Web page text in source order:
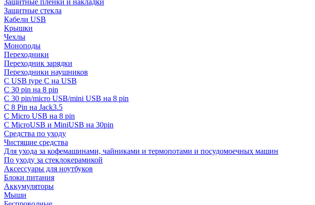
Защитные пленки и накладки
Защитные стекла
Кабели USB
Крышки
Чехлы
Моноподы
Переходники
Переходник зарядки
Переходники наушников
С USB type C на USB
С 30 pin на 8 pin
С 30 pin/micro USB/mini USB на 8 pin
С 8 Pin на Jack3.5
С Micro USB на 8 pin
С MicroUSB и MiniUSB на 30pin
Средства по уходу
Чистящие средства
Для ухода за кофемашинами, чайниками и термопотами и посудомоечных машин
По уходу за стеклокерамикой
Аксессуары для ноутбуков
Блоки питания
Аккумуляторы
Мыши